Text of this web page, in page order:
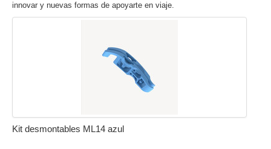
innovar y nuevas formas de apoyarte en viaje.
Kit desmontables ML14 azul